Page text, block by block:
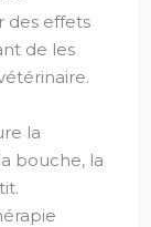
des effets
de les
la
bouche, la